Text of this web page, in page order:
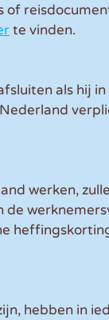
te vinden.
als hij
werken,
hebben in